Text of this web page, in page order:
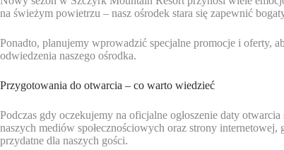
na świeżym powietrzu – nasz ośrodek stara się zapewnić
Ponadto, planujemy wprowadzić specjalne promocje i oferty,
odwiedzenia naszego ośrodka.
Przygotowania do otwarcia – co warto wiedzieć
Podczas gdy oczekujemy na oficjalne ogłoszenie daty
naszych mediów społecznościowych oraz strony
przydatne dla naszych gości.